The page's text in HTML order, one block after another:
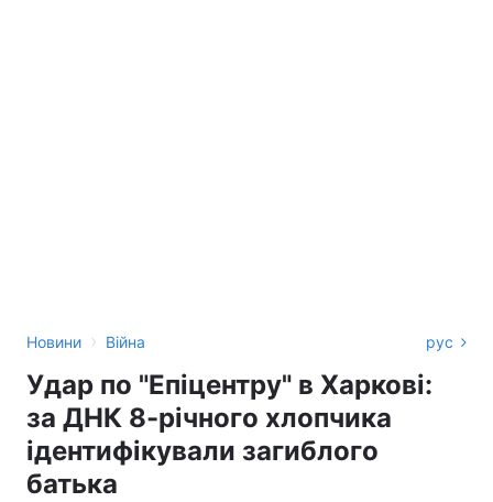
Новини › Війна рус
Удар по "Епіцентру" в Харкові:
за ДНК 8-річного хлопчика
ідентифікували загиблого
батька